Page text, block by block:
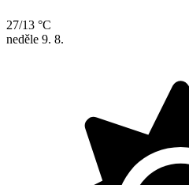
27/13 °C
neděle 9. 8.